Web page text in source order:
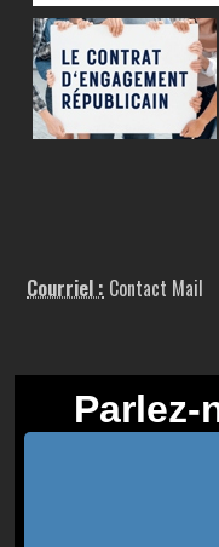
Courriel : Contact Mail